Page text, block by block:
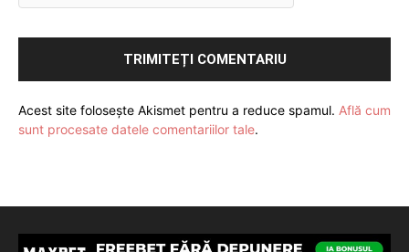
Acest site folosește Akismet pentru a reduce spamul. Află cum
sunt procesate datele comentariilor tale.